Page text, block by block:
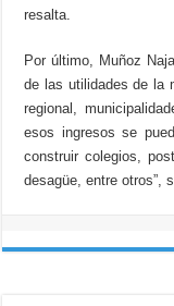
resalta.
Por último, Muñoz
de las utilidades de la
regional,
esos ingresos se
construir colegios,
desagüe, entre otros”,